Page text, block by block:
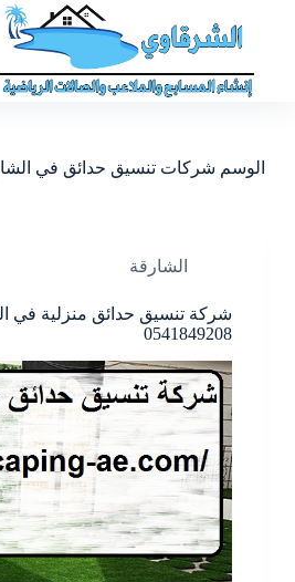
الوسم شركات تنسيق حدائق في
الشارقة
شركة تنسيق حدائق منزلية في
0541849208